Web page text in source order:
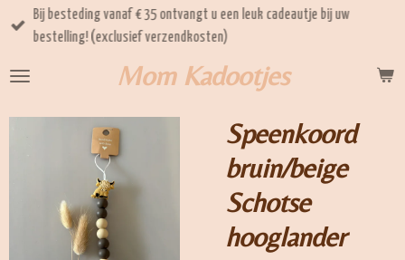
Ga
direct
de
Mom Kadootjes
Bij besteding vanaf € 35 ontvangt u een leuk cadeautje bij uw
bestelling! (exclusief verzendkosten)
Speenkoord
bruin/beige
Schotse
hooglander